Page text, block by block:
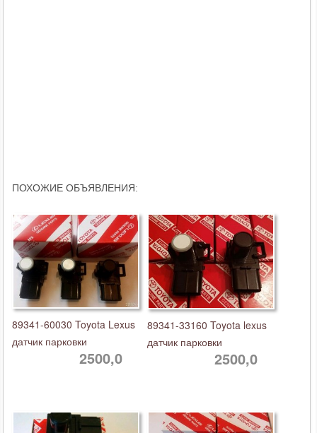
ПОХОЖИЕ ОБЪЯВЛЕНИЯ:
89341-60030 Toyota Lexus
датчик парковки
2500,0
89341-33160 Toyota lexus
датчик парковки
2500,0